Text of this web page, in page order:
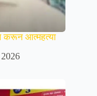
करून आत्महत्या